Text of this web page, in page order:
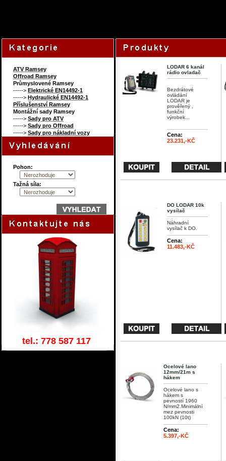
ATV Ramsey
Offroad Ramsey
Průmyslovené Ramsey
-----> Elektrické EN14492-1
-----> Hydraulické EN14492-1
Příslušenství Ramsey
Montážní sady Ramsey
-----> Sady pro ATV
-----> Sady pro Offroad
-----> Sady pro nákladní vozy
Pohon:
Tažná síla:
tel.: 778 587 117
LODAR 6 kanál
rádio ovladač
Bezdrátové
ovládání
LODAR je
prověřený ,
funkční
výrobek...
Cena:
23.231,-KČ
DO LODAR 10k
vysílač
Náhradní
vysílač k DO.
Cena:
11.483,-KČ
Ocelové lano
12mm/21m s
hákem
Ocelové lano s
hákem s
pevností 1960
N/mm2.Minimální
mez pevnosti
100kN (10t)
Cena:
5.397,-KČ